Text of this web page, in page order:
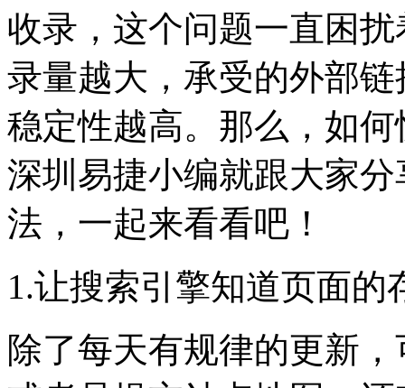
收录，这个问题一直困
录量越大，承受的外部
稳定性越高。那么，如
深圳易捷小编就跟大家
法，一起来看看吧！
1.让搜索引擎知道页面的
除了每天有规律的更新